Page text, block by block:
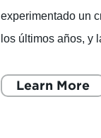
experimentado un
los últimos años, y
clave en el merc
Learn More